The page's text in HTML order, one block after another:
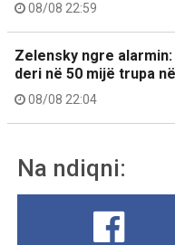
08/08 22:59
Zelensky ngre
deri në 50 mijë trupa
08/08 22:04
Na ndiqni: